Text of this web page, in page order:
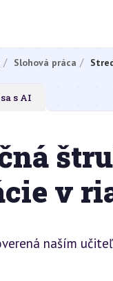
Slohová práca
s AI
v
naším